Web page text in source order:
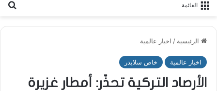
القائمة
الرئيسية / اخبار عالمية
اخبار عالمية خاص سلايدر
الأرصاد التركية تحذّر: أمطار غزيرة